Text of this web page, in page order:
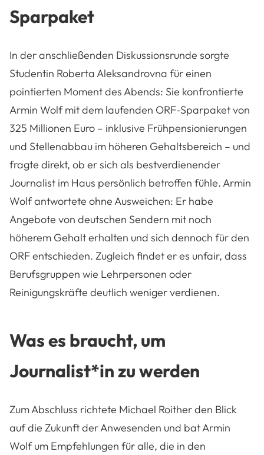
Sparpaket
In der anschließenden Diskussionsrunde sorgte
Studentin Roberta Aleksandrovna für einen
pointierten Moment des Abends: Sie konfrontierte
Armin Wolf mit dem laufenden ORF-Sparpaket von
325 Millionen Euro – inklusive Frühpensionierungen
und Stellenabbau im höheren Gehaltsbereich – und
fragte direkt, ob er sich als bestverdienender
Journalist im Haus persönlich betroffen fühle. Armin
Wolf antwortete ohne Ausweichen: Er habe
Angebote von deutschen Sendern mit noch
höherem Gehalt erhalten und sich dennoch für den
ORF entschieden. Zugleich findet er es unfair, dass
Berufsgruppen wie Lehrpersonen oder
Reinigungskräfte deutlich weniger verdienen.
Was es braucht, um
Journalist*in zu werden
Zum Abschluss richtete Michael Roither den Blick
auf die Zukunft der Anwesenden und bat Armin
Wolf um Empfehlungen für alle, die in den